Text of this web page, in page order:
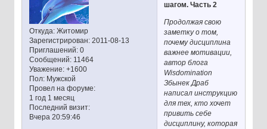
Откуда:Житомир
Зарегистрирован: 2011-08-13
Приглашений:0
Сообщений:11464
Уважение: +1600
Пол:Мужской
Провел на форуме:
1 год 1 месяц
Последний визит:
Вчера 20:59:46
шагом. Часть 2
Продолжая свою
заметку о том,
почему дисциплина
важнее мотивации,
автор блога
Wisdomination
Збынек Драб
написал инструкцию
для тех, кто хочет
привить себе
дисциплину, которая